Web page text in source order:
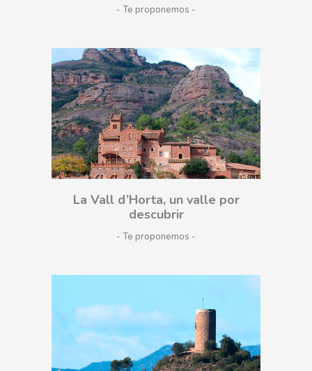
- Te proponemos
La Vall d’Horta, un valle por
descubrir
- Te proponemos